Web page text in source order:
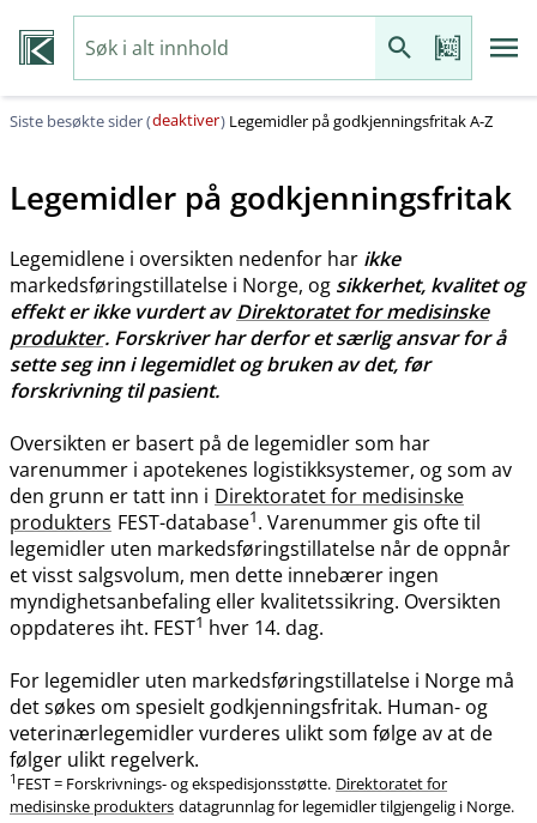
Siste besøkte sider (deaktiver) Legemidler på godkjenningsfritak A-Z
Legemidler på godkjenningsfritak
Legemidlene i oversikten nedenfor har ikke
markedsføringstillatelse i Norge, og sikkerhet, kvalitet og
effekt er ikke vurdert avDirektoratet for medisinske
produkter. Forskriver har derfor et særlig ansvar for å
sette seg inn i legemidlet og bruken av det, før
forskrivning til pasient.
Oversikten er basert på de legemidler som har
varenummer i apotekenes logistikksystemer, og som av
den grunn er tatt inn i Direktoratet for medisinske
produkters FEST-database1. Varenummer gis ofte til
legemidler uten markedsføringstillatelse når de oppnår
et visst salgsvolum, men dette innebærer ingen
myndighetsanbefaling eller kvalitetssikring. Oversikten
oppdateres iht. FEST1 hver 14. dag.
For legemidler uten markedsføringstillatelse i Norge må
det søkes om spesielt godkjenningsfritak. Human- og
veterinærlegemidler vurderes ulikt som følge av at de
følger ulikt regelverk.
1 FEST = Forskrivnings- og ekspedisjonsstøtte. Direktoratet for
medisinske produkters datagrunnlag for legemidler tilgjengelig i Norge.